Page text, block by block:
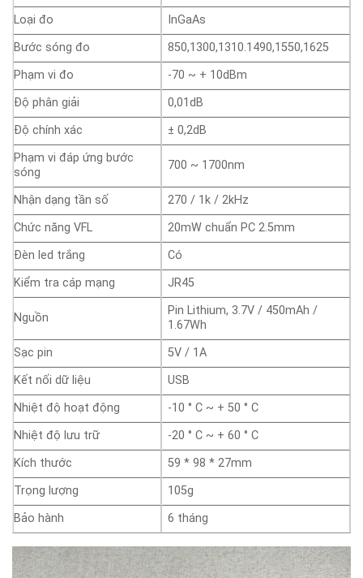
Loại đo
InGaAs
Bước sóng đo
850,1300,1310.1490,1550,1625
Phạm vi đo
-70 ~ + 10dBm
Độ phân giải
0,01dB
Độ chính xác
± 0,2dB
Phạm vi đáp ứng bước
sóng
700 ~ 1700nm
Nhận dạng tần số
270 / 1k / 2kHz
Chức năng VFL
20mW chuẩn PC 2.5mm
Đèn led trắng
Có
Kiểm tra cáp mạng
JR45
Nguồn
Pin Lithium, 3.7V / 450mAh /
1.67Wh
Sạc pin
5V / 1A
Kết nối dữ liệu
USB
Nhiệt độ hoạt động
-10 ° C ~ + 50 ° C
Nhiệt độ lưu trữ
-20 ° C ~ + 60 ° C
Kích thước
59 * 98 * 27mm
Trọng lượng
105g
Bảo hành
6 tháng